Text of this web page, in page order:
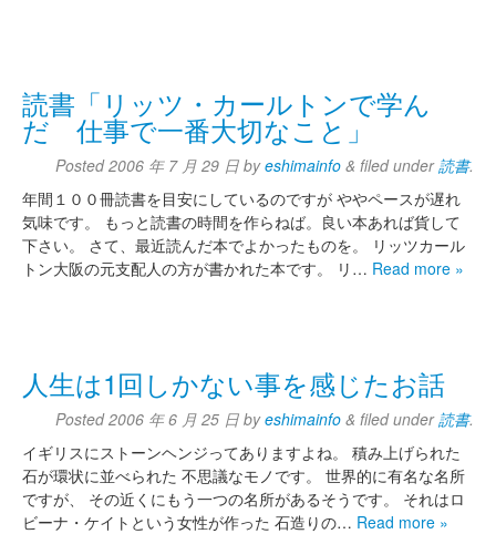
読書「リッツ・カールトンで学ん
だ 仕事で一番大切なこと」
Posted2006 年 7 月 29 日 byeshimainfo & filed under読書.
年間１００冊読書を目安にしているのですが ややペースが遅れ
気味です。 もっと読書の時間を作らねば。良い本あれば貨して
下さい。 さて、最近読んだ本でよかったものを。 リッツカール
トン大阪の元支配人の方が書かれた本です。 リ… Read more »
人生は1回しかない事を感じたお話
Posted2006 年 6 月 25 日 byeshimainfo & filed under読書.
イギリスにストーンヘンジってありますよね。 積み上げられた
石が環状に並べられた 不思議なモノです。 世界的に有名な名所
ですが、 その近くにもう一つの名所があるそうです。 それはロ
ビーナ・ケイトという女性が作った 石造りの… Read more »